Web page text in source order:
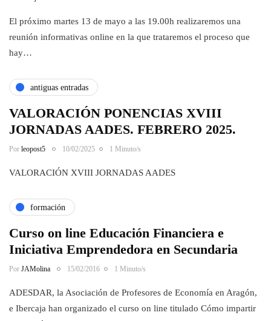
El próximo martes 13 de mayo a las 19.00h realizaremos una
reunión informativas online en la que trataremos el proceso que
hay…
antiguas entradas
VALORACIÓN PONENCIAS XVIII
JORNADAS AADES. FEBRERO 2025.
Por leopost5 10/02/2025 1 Minuto/s
VALORACIÓN XVIII JORNADAS AADES
formación
Curso on line Educación Financiera e
Iniciativa Emprendedora en Secundaria
Por JAMolina 15/02/2016 1 Minuto/s
ADESDAR, la Asociación de Profesores de Economía en Aragón,
e Ibercaja han organizado el curso on line titulado Cómo impartir